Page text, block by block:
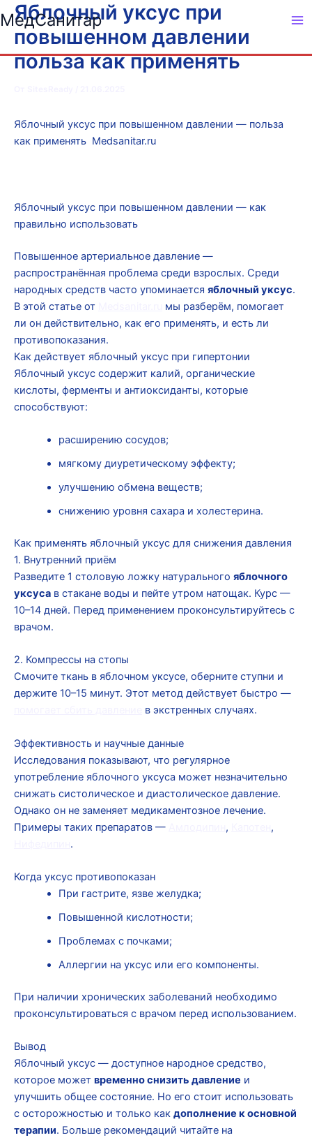
Перейти
к
содержимому
МедСанитар
Яблочный уксус при
повышенном давлении
польза как применять
Яблочный уксус при повышенном давлении — польза
как применять Medsanitar.ru
Яблочный уксус при повышенном давлении — как
правильно использовать
Повышенное артериальное давление —
распространённая проблема среди взрослых. Среди
народных средств часто упоминается яблочный уксус.
В этой статье от
мы разберём, помогает
ли он действительно, как его применять, и есть ли
противопоказания.
Как действует яблочный уксус при гипертонии
Яблочный уксус содержит калий, органические
кислоты, ферменты и антиоксиданты, которые
способствуют:
расширению сосудов;
мягкому диуретическому эффекту;
улучшению обмена веществ;
снижению уровня сахара и холестерина.
Как применять яблочный уксус для снижения давления
1. Внутренний приём
Разведите 1 столовую ложку натурального яблочного
уксуса в стакане воды и пейте утром натощак. Курс —
10–14 дней. Перед применением проконсультируйтесь с
врачом.
2. Компрессы на стопы
Смочите ткань в яблочном уксусе, оберните ступни и
держите 10–15 минут. Этот метод действует быстро —
в экстренных случаях.
Эффективность и научные данные
Исследования показывают, что регулярное
употребление яблочного уксуса может незначительно
снижать систолическое и диастолическое давление.
Однако он не заменяет медикаментозное лечение.
Примеры таких препаратов —
,
,
.
Когда уксус противопоказан
При гастрите, язве желудка;
Повышенной кислотности;
Проблемах с почками;
Аллергии на уксус или его компоненты.
При наличии хронических заболеваний необходимо
проконсультироваться с врачом перед использованием.
Вывод
Яблочный уксус — доступное народное средство,
которое может временно снизить давление и
улучшить общее состояние. Но его стоит использовать
с осторожностью и только как дополнение к основной
терапии. Больше рекомендаций читайте на